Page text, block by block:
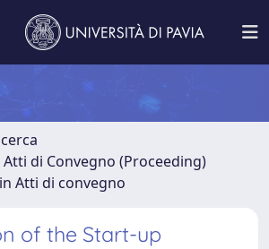
di Convegno (Proceeding)
Atti di convegno
of the Start-up